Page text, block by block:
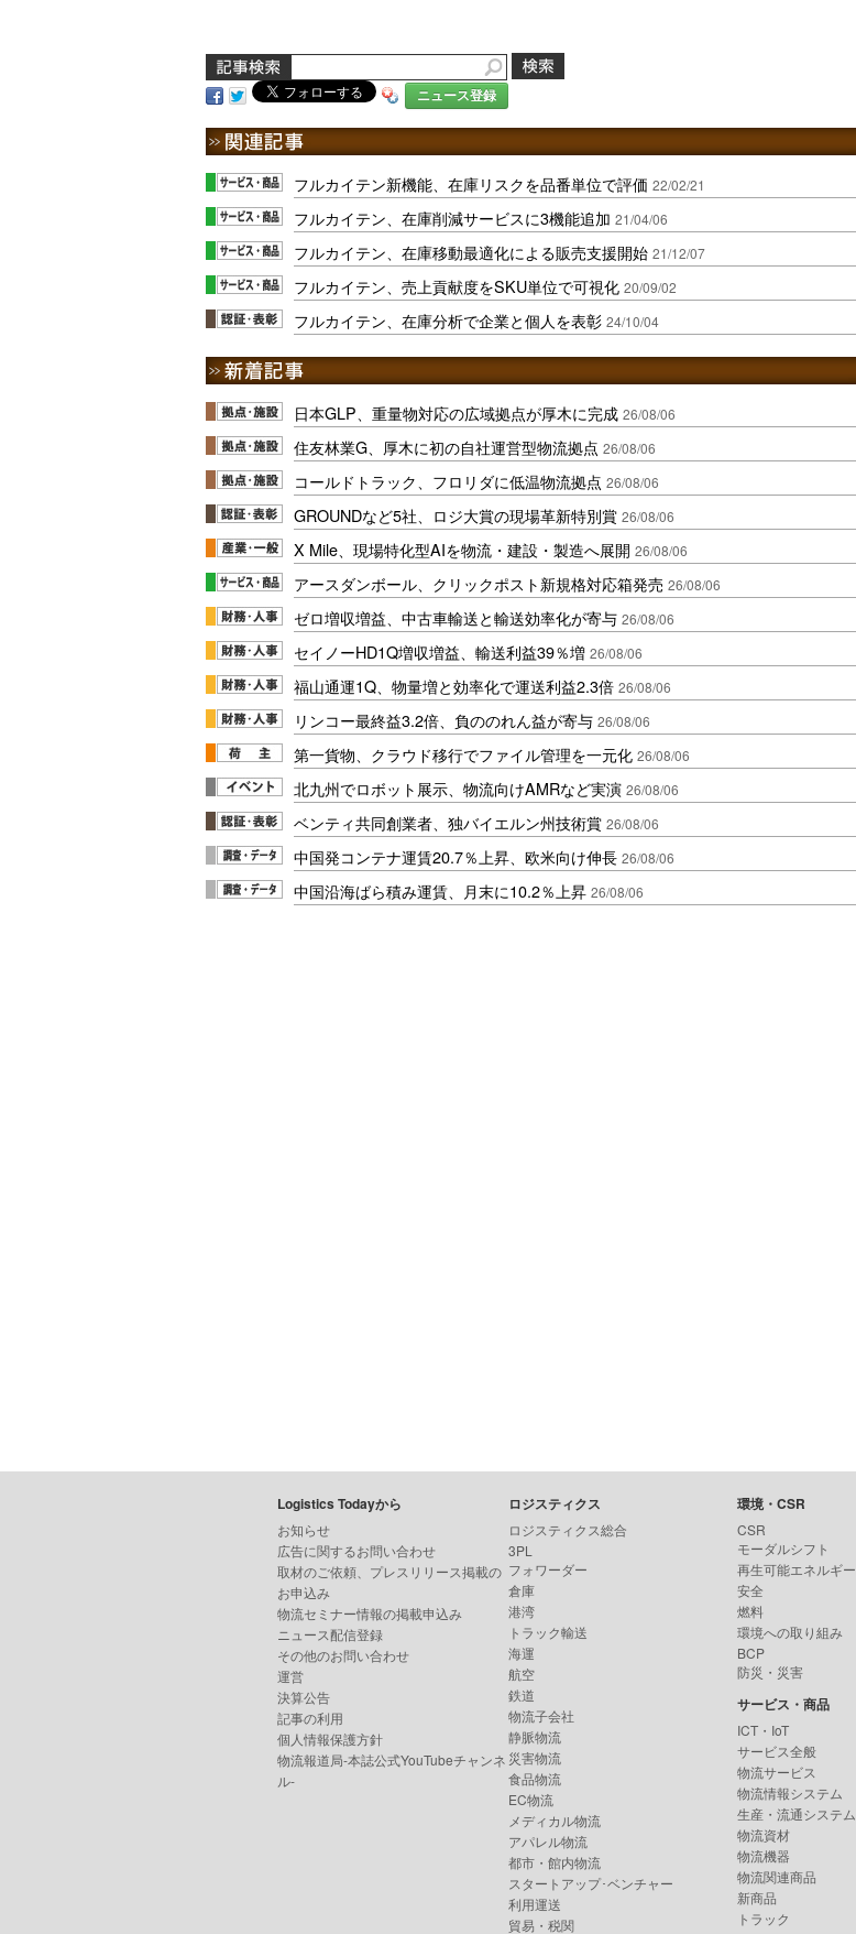
ニュース登録
フルカイテン新機能、在庫リスクを品番単位で評価 22/02/21
フルカイテン、在庫削減サービスに3機能追加 21/04/06
フルカイテン、在庫移動最適化による販売支援開始 21/12/07
フルカイテン、売上貢献度をSKU単位で可視化 20/09/02
フルカイテン、在庫分析で企業と個人を表彰 24/10/04
日本GLP、重量物対応の広域拠点が厚木に完成 26/08/06
住友林業G、厚木に初の自社運営型物流拠点 26/08/06
コールドトラック、フロリダに低温物流拠点 26/08/06
GROUNDなど5社、ロジ大賞の現場革新特別賞 26/08/06
X Mile、現場特化型AIを物流・建設・製造へ展開 26/08/06
アースダンボール、クリックポスト新規格対応箱発売 26/08/06
ゼロ増収増益、中古車輸送と輸送効率化が寄与 26/08/06
セイノーHD1Q増収増益、輸送利益39％増 26/08/06
福山通運1Q、物量増と効率化で運送利益2.3倍 26/08/06
リンコー最終益3.2倍、負ののれん益が寄与 26/08/06
第一貨物、クラウド移行でファイル管理を一元化 26/08/06
北九州でロボット展示、物流向けAMRなど実演 26/08/06
ベンティ共同創業者、独バイエルン州技術賞 26/08/06
中国発コンテナ運賃20.7％上昇、欧米向け伸長 26/08/06
中国沿海ばら積み運賃、月末に10.2％上昇 26/08/06
Logistics Todayから
お知らせ
広告に関するお問い合わせ
取材のご依頼、プレスリリース掲載の
お申込み
物流セミナー情報の掲載申込み
ニュース配信登録
その他のお問い合わせ
運営
決算公告
記事の利用
個人情報保護方針
物流報道局-本誌公式YouTubeチャンネ
ル-
ロジスティクス
ロジスティクス総合
3PL
フォワーダー
倉庫
港湾
トラック輸送
海運
航空
鉄道
物流子会社
静脈物流
災害物流
食品物流
EC物流
メディカル物流
アパレル物流
都市・館内物流
スタートアップ･ベンチャー
利用運送
貿易・税関
環境・CSR
CSR
モーダルシフト
再生可能エネルギー
安全
燃料
環境への取り組み
BCP
防災・災害
サービス・商品
ICT・IoT
サービス全般
物流サービス
物流情報システム
生産・流通システム
物流資材
物流機器
物流関連商品
新商品
トラック